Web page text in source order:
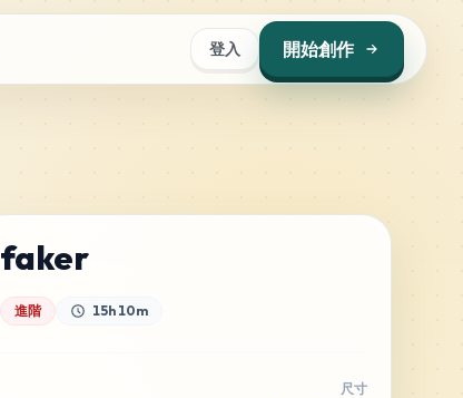
登入 開始創作
faker
進階 15h 10m
尺寸